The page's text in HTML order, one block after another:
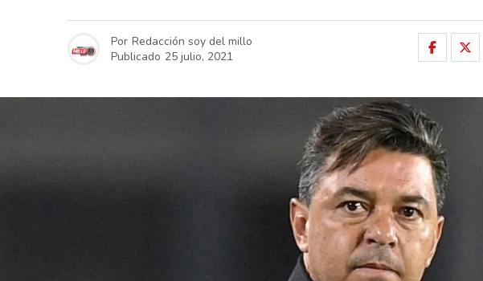
Por Redacción soy del millo
Publicado 25 julio, 2021